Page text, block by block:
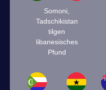
Somoni,
Tadschikistan
tilgen
libanesisches
Pfund